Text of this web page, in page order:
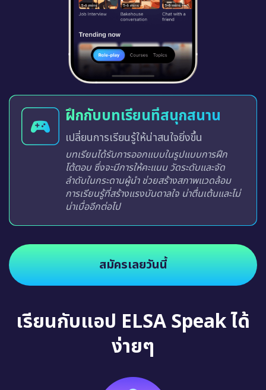
ฝึกกับบทเรียนที่สนุกสนาน
เปลี่ยนการเรียนรู้ให้น่าสนใจยิ่งขึ้น
บทเรียนได้รับการออกแบบในรูปแบบการฝึก
โต้ตอบ ซึ่งจะมีการให้คะแนน วัดระดับและจัด
ลำดับในกระดานผู้นำ ช่วยสร้างสภาพแวดล้อม
การเรียนรู้ที่สร้างแรงบันดาลใจ น่าตื่นเต้นและไม่
น่าเบื่ออีกต่อไป
สมัครเลยวันนี้
เรียนกับแอป ELSA Speak ได้
ง่ายๆ